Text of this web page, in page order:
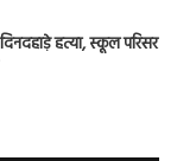
हत्या, स्कूल परिसर